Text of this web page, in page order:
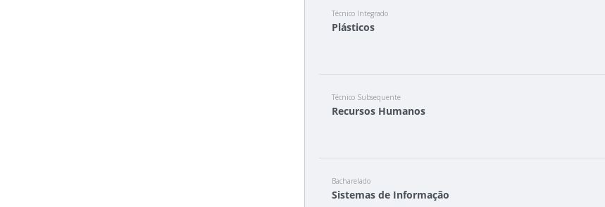
Técnico Integrado
Plásticos
Técnico Subsequente
Recursos Humanos
Bacharelado
Sistemas de Informação